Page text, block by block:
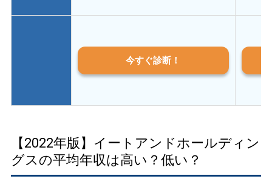
今すぐ診断！
【2022年版】イートアンドホールディン
グスの平均年収は高い？低い？